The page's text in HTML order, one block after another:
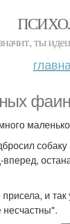
ты
вперед,
и